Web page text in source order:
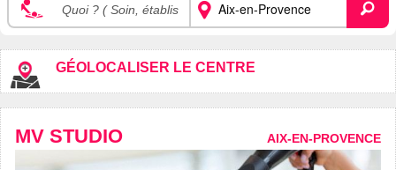
GÉOLOCALISER LE CENTRE
MV STUDIO AIX-EN-PROVENCE